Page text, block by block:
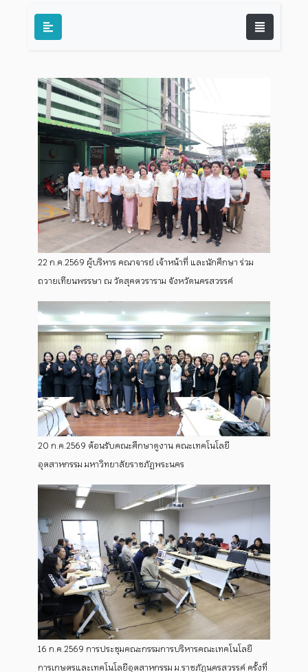
22 ก.ค.2569 ผู้บริหาร คณาจารย์ เจ้าหน้าที่ และนักศึกษา ร่วม
ถวายเทียนพรรษา ณ วัดสุคตวราราม จังหวัดนครสวรรค์
20 ก.ค.2569 ต้อนรับคณะศึกษาดูงาน คณะเทคโนโลยี
อุตสาหกรรม มหาวิทยาลัยราชภัฏพระนคร
16 ก.ค.2569 การประชุมคณะกรรมการบริหารคณะเทคโนโลยี
การเกษตรและเทคโนโลยีอุตสาหกรรม ม.ราชภัฏนครสวรรค์ ครั้งที่